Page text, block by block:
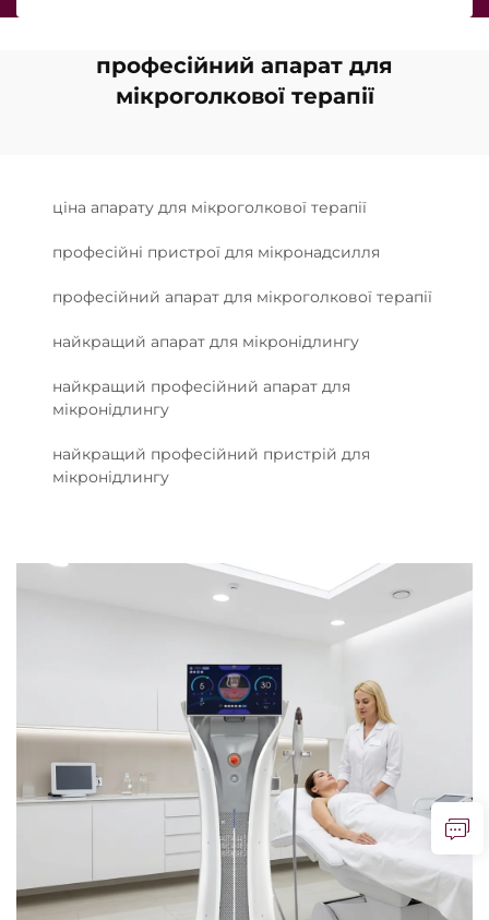
професійний апарат для
мікроголкової терапії
ціна апарату для мікроголкової терапії
професійні пристрої для мікронадсилля
професійний апарат для мікроголкової терапії
найкращий апарат для мікронідлингу
найкращий професійний апарат для
мікронідлингу
найкращий професійний пристрій для
мікронідлингу